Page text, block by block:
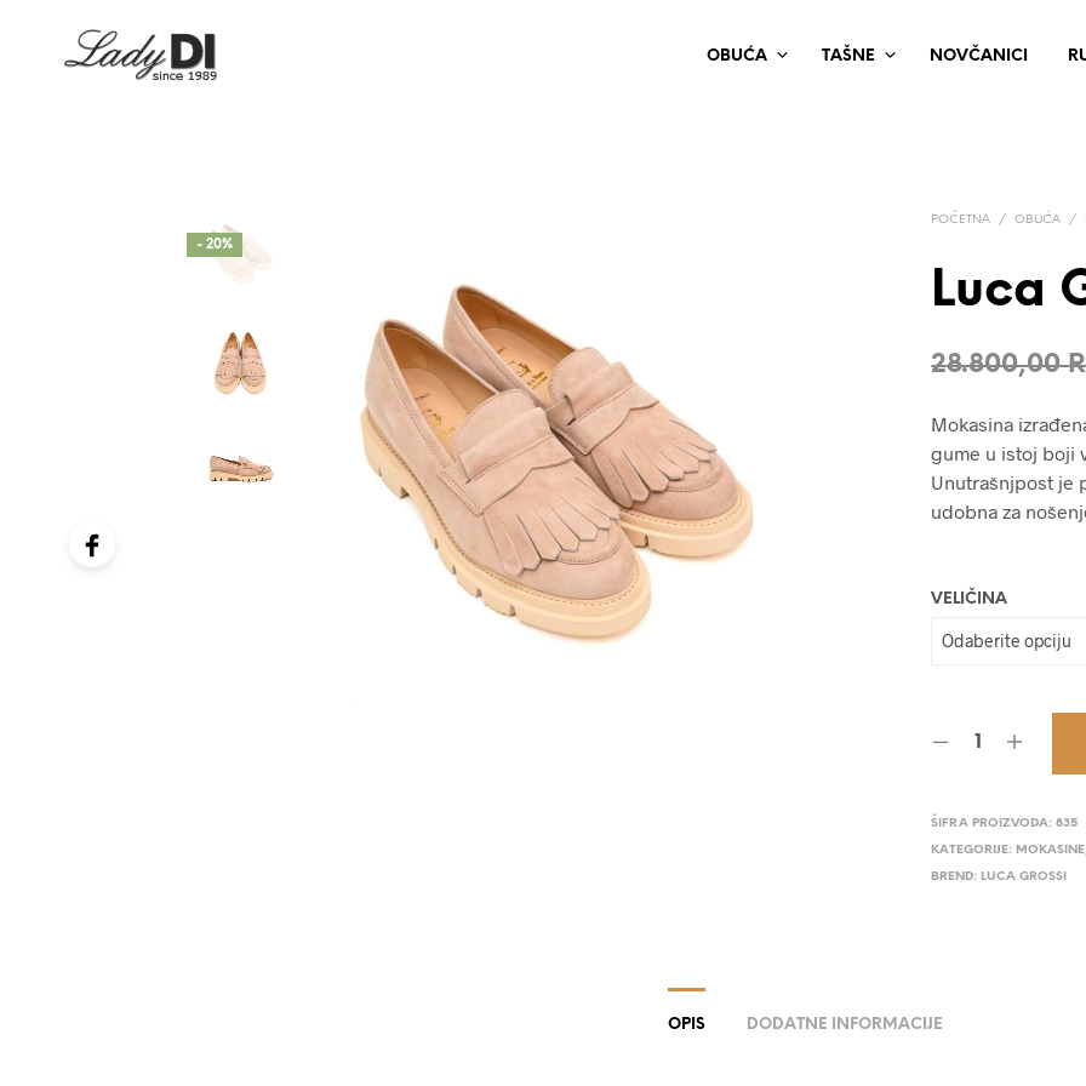
OBUĆA TAŠNE NOVČANICI
- 20%
POČETNA / OBUĆA /
Luca
28.800,00
Mokasina
gume u istoj boji
Unutrašnjpost je
udobna za
VELIČINA
ŠIFRA PROIZVODA:835
KATEGORIJE: MOKASINE
BREND: LUCA GROSSI
OPIS DODATNE INFORMACIJE